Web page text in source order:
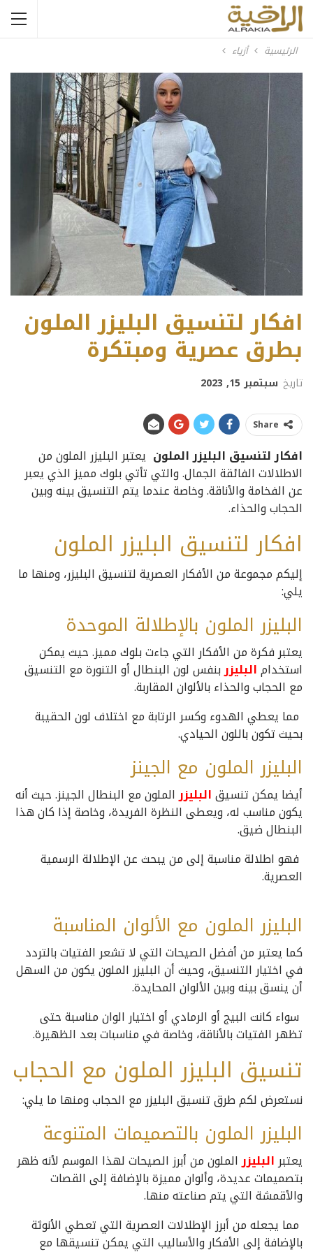
الرئيسية أزياء
افكار لتنسيق البليزر الملون
بطرق عصرية ومبتكرة
تاريخ سبتمبر 15, 2023
Share
افكار لتنسيق البليزر الملون يعتبر البليزر الملون من
الاطلالات الفائقة الجمال. والتي تأتي بلوك مميز الذي يعبر
عن الفخامة والأناقة. وخاصة عندما يتم التنسيق بينه وبين
الحجاب والحذاء.
افكار لتنسيق البليزر الملون
إليكم مجموعة من الأفكار العصرية لتنسيق البليزر، ومنها ما
يلي:
البليزر الملون بالإطلالة الموحدة
يعتبر فكرة من الأفكار التي جاءت بلوك مميز. حيث يمكن
استخدامالبليزربنفس لون البنطال أو التنورة مع التنسيق
مع الحجاب والحذاء بالألوان المقاربة.
مما يعطي الهدوء وكسر الرتابة مع اختلاف لون الحقيبة
بحيث تكون باللون الحيادي.
البليزر الملون مع الجينز
أيضا يمكن تنسيقالبليزرالملون مع البنطال الجينز. حيث أنه
يكون مناسب له، ويعطى النظرة الفريدة، وخاصة إذا كان هذا
البنطال ضيق.
فهو اطلالة مناسبة إلى من يبحث عن الإطلالة الرسمية
العصرية.
البليزر الملون مع الألوان المناسبة
كما يعتبر من أفضل الصيحات التي لا تشعر الفتيات بالتردد
في اختيار التنسيق، وحيث أن البليزر الملون يكون من السهل
أن ينسق بينه وبين الألوان المحايدة.
سواء كانت البيج أو الرمادي أو اختيار الوان مناسبة حتى
تظهر الفتيات بالأناقة، وخاصة في مناسبات بعد الظهيرة.
تنسيق البليزر الملون مع الحجاب
نستعرض لكم طرق تنسيق البليزر مع الحجاب ومنها ما يلي:
البليزر الملون بالتصميمات المتنوعة
يعتبرالبليزرالملون من أبرز الصيحات لهذا الموسم لأنه ظهر
بتصميمات عديدة، وألوان مميزة بالإضافة إلى القصات
والأقمشة التي يتم صناعته منها.
مما يجعله من أبرز الإطلالات العصرية التي تعطي الأنوثة
بالإضافة إلى الأفكار والأساليب التي يمكن تنسيقها مع